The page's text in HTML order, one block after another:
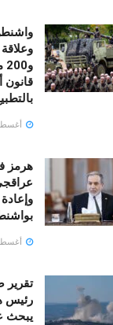
وعلاقة
أغسطس
هرمز
أغسطس
رئيس
يبحث